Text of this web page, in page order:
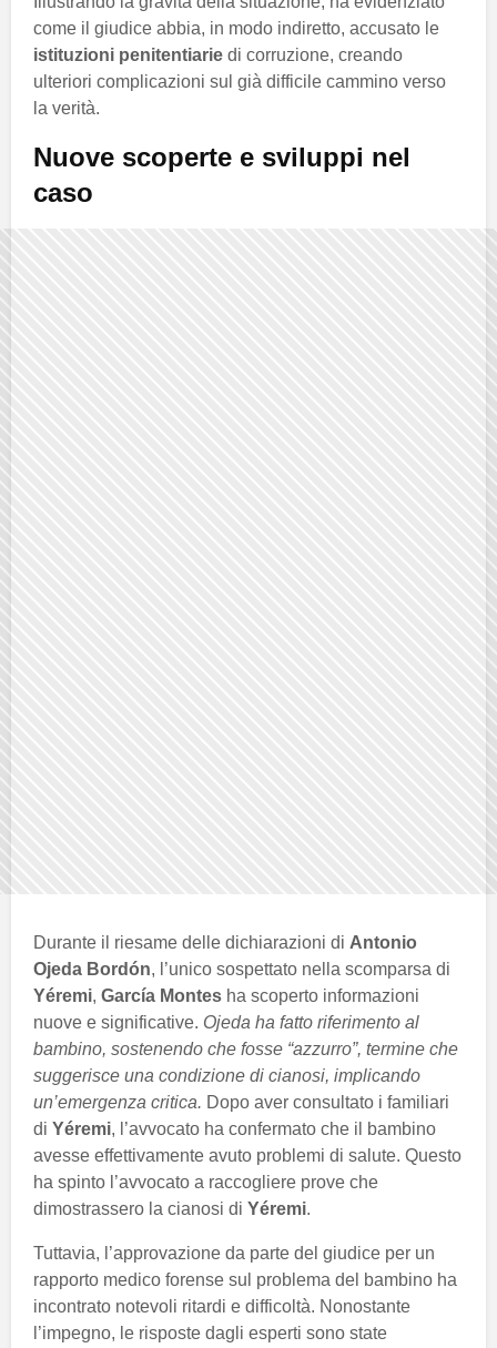
come il giudice abbia, in modo indiretto, accusato le
istituzioni penitentiarie di corruzione, creando
ulteriori complicazioni sul già difficile cammino verso
la verità.
Nuove scoperte e sviluppi nel
caso
Durante il riesame delle dichiarazioni di Antonio
Ojeda Bordón, l’unico sospettato nella scomparsa di
Yéremi, García Montes ha scoperto informazioni
nuove e significative. Ojeda ha fatto riferimento al
bambino, sostenendo che fosse “azzurro”, termine che
suggerisce una condizione di cianosi, implicando
un’emergenza critica. Dopo aver consultato i familiari
di Yéremi, l’avvocato ha confermato che il bambino
avesse effettivamente avuto problemi di salute. Questo
ha spinto l’avvocato a raccogliere prove che
dimostrassero la cianosi di Yéremi.
Tuttavia, l’approvazione da parte del giudice per un
rapporto medico forense sul problema del bambino ha
incontrato notevoli ritardi e difficoltà. Nonostante
l’impegno, le risposte dagli esperti sono state